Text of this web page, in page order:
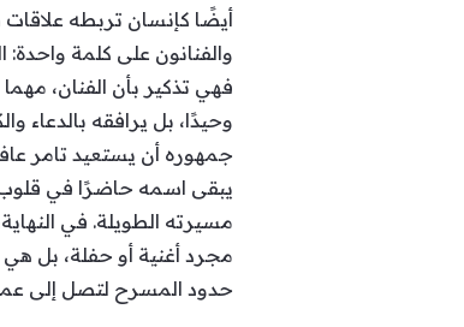
أيضًا كإنسان تربطه
والفنانون على كلمة واحدة:
فهي تذكير بأن الفنان،
وحيدًا، بل يرافقه بالدعاء
جمهوره أن يستعيد تامر
يبقى اسمه حاضرًا في قلوب
مسيرته الطويلة. في
مجرد أغنية أو حفلة، بل
حدود المسرح لتصل إلى